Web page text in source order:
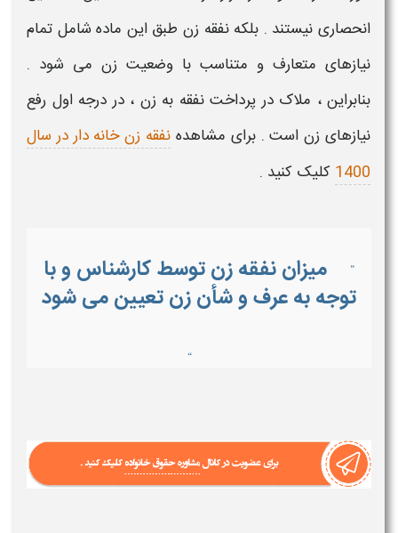
انحصاری نیستند . بلکه نفقه زن طبق این ماده شامل تمام
نیازهای متعارف و متناسب با وضعیت زن می شود .
بنابراین ، ملاک در پرداخت نفقه به زن ، در درجه اول رفع
نیازهای زن است . برای مشاهده نفقه زن خانه دار در سال
1400 کلیک کنید .
”
میزان نفقه زن توسط کارشناس و با
توجه به عرف و شأن زن تعیین می شود
“